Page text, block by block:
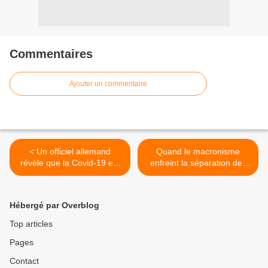
Commentaires
Ajouter un commentaire
< Un officiel allemand
révèle que la Covid-19 est
«une fausse alerte
Quand le macronisme
enfreint la séparation des
pouvoirs et nous montre sa
Hébergé par Overblog
Top articles
Pages
Contact